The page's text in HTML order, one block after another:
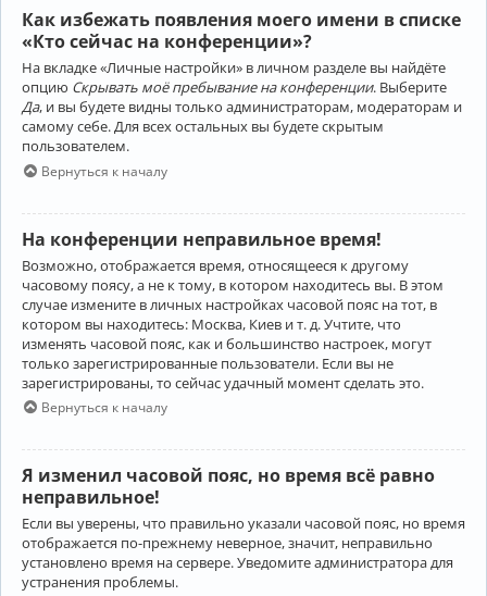
Как избежать появления моего имени в списке
«Кто сейчас на конференции»?
На вкладке «Личные настройки» в личном разделе вы найдёте
опцию Скрывать моё пребывание на конференции. Выберите
Да, и вы будете видны только администраторам, модераторам и
самому себе. Для всех остальных вы будете скрытым
пользователем.
Вернуться к началу
На конференции неправильное время!
Возможно, отображается время, относящееся к другому
часовому поясу, а не к тому, в котором находитесь вы. В этом
случае измените в личных настройках часовой пояс на тот, в
котором вы находитесь: Москва, Киев и т. д. Учтите, что
изменять часовой пояс, как и большинство настроек, могут
только зарегистрированные пользователи. Если вы не
зарегистрированы, то сейчас удачный момент сделать это.
Вернуться к началу
Я изменил часовой пояс, но время всё равно
неправильное!
Если вы уверены, что правильно указали часовой пояс, но время
отображается по-прежнему неверное, значит, неправильно
установлено время на сервере. Уведомите администратора для
устранения проблемы.